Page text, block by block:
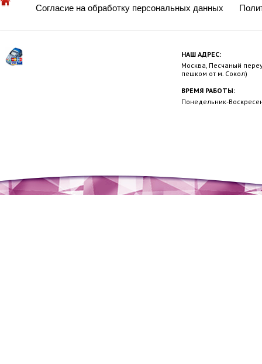
Согласие на обработку персональных данных
НАШ АДРЕС:
Москва, Песчаный
пешком от м. Сокол)
ВРЕМЯ РАБОТЫ:
Понедельник-